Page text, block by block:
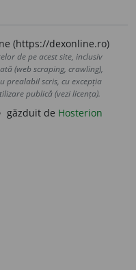
(https://dexonline.ro)
de pe acest site, inclusiv
(web scraping, crawling),
prealabil scris, cu excepția
publică (vezi licența).
găzduit de Hosterion